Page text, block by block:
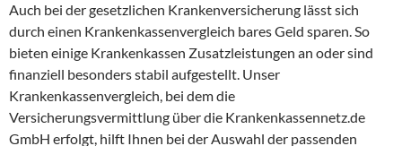
Auch bei der gesetzlichen Krankenversicherung lässt sich
durch einen Krankenkassenvergleich bares Geld sparen. So
bieten einige Krankenkassen Zusatzleistungen an oder sind
finanziell besonders stabil aufgestellt. Unser
Krankenkassenvergleich, bei dem die
Versicherungsvermittlung über die Krankenkassennetz.de
GmbH erfolgt, hilft Ihnen bei der Auswahl der passenden